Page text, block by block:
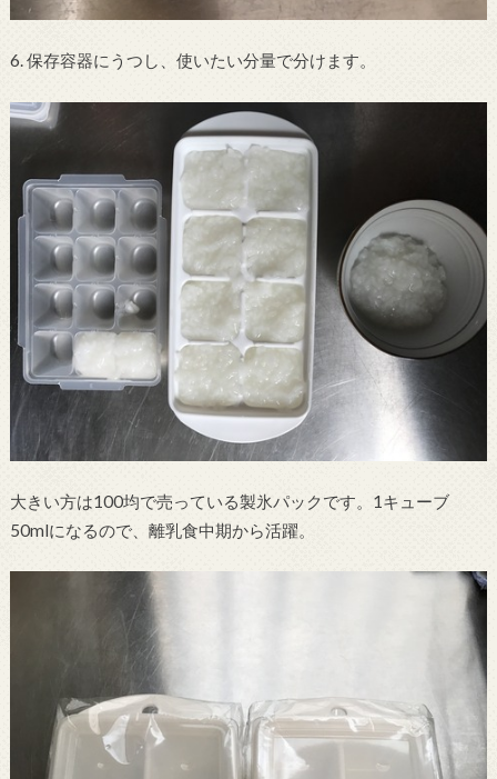
6. 保存容器にうつし、使いたい分量で分けます。
大きい方は100均で売っている製氷パックです。1キューブ
50mlになるので、離乳食中期から活躍。